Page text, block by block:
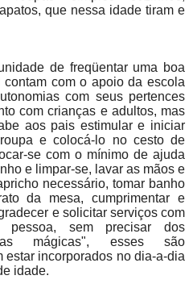
que nessa idade tiram e
de freqüentar uma boa
com o apoio da escola
com seus pertences
com crianças e adultos, mas
aos pais estimular e iniciar
e colocá-lo no cesto de
se com o mínimo de ajuda
e limpar-se, lavar as mãos e
necessário, tomar banho
da mesa, cumprimentar e
e solicitar serviços com
pessoa, sem precisar dos
mágicas", esses são
estar incorporados no dia-a-dia
idade.